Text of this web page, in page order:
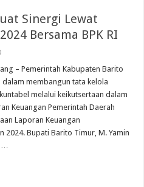
Sinergi Lewat
Bersama BPK RI
– Pemerintah Kabupaten Barito
membangun tata kelola
melalui keikutsertaan dalam
Keuangan Pemerintah Daerah
Laporan Keuangan
2024. Bupati Barito Timur, M. Yamin
…